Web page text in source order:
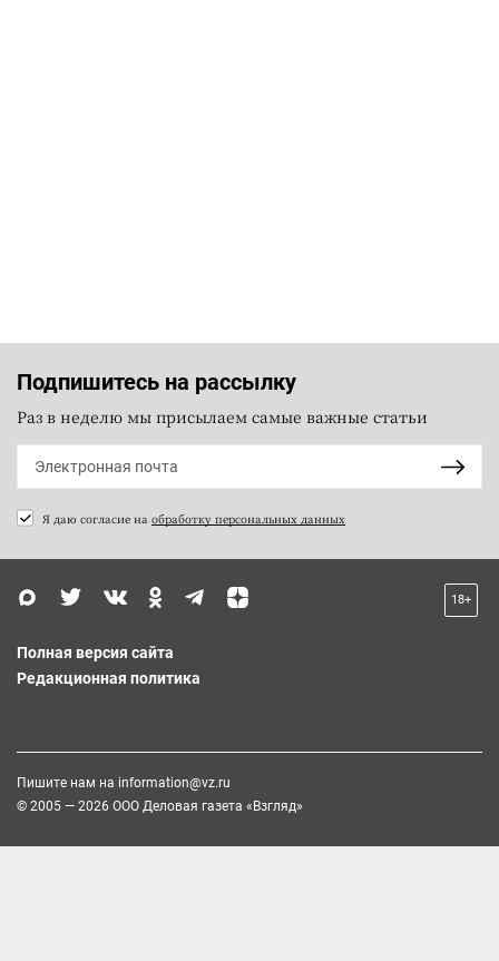
Подпишитесь на рассылку
Раз в неделю мы присылаем самые важные статьи
Я даю согласие на обработку персональных данных
18+
Полная версия сайта
Редакционная политика
Пишите нам на information@vz.ru
© 2005 — 2026 ООО Деловая газета «Взгляд»